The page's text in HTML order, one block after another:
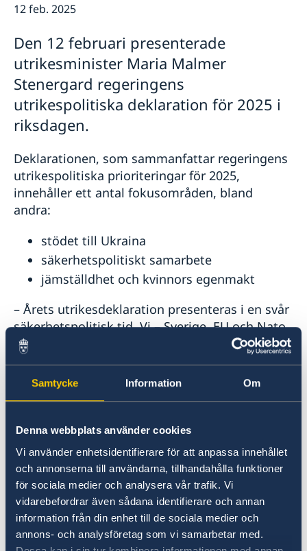
Samtycke Information Om
Denna webbplats använder cookies
Vi använder enhetsidentifierare för att anpassa innehållet
och annonserna till användarna, tillhandahålla funktioner
för sociala medier och analysera vår trafik. Vi
vidarebefordrar även sådana identifierare och annan
information från din enhet till de sociala medier och
annons- och analysföretag som vi samarbetar med.
Planeringsdagar 20 och 21 november
Kolera utbrott Zimbabwe
Ambassaden stängd 23 augusti 2023.
Ambassaden stängd 7 och 10 april 2023
Ambassaden stängd 18 april 2023
Ambassaden är stängd 10 och 13 april
Passmottagningen stängd 25-27 feb.
Regeringsförklaringen den 21 januari 2019
börjat
12 feb. 2025
Den 12 februari presenterade
utrikesminister Maria Malmer
Stenergard regeringens
utrikespolitiska deklaration för 2025 i
riksdagen.
Deklarationen, som sammanfattar regeringens
utrikespolitiska prioriteringar för 2025,
innehåller ett antal fokusområden, bland
andra:
stödet till Ukraina
säkerhetspolitiskt samarbete
jämställdhet och kvinnors egenmakt
– Årets utrikesdeklaration presenteras i en svår
säkerhetspolitisk tid. Vi – Sverige, EU och Nato
– befinner oss i en långvarig och långtgående
konfrontation med Ryssland. Ryssland kommer
fortsätta utgöra ett allvarligt hot mot
säkerheten i Europa, oavsett utfallet av kriget i
motverka Rysslands förmåga att göra oss
skada, inte minst genom att stödja Ukraina,
säger utrikesminister Maria Malmer
Stenergard.
Läs hela utrikesdeklarationen på regeringen.se